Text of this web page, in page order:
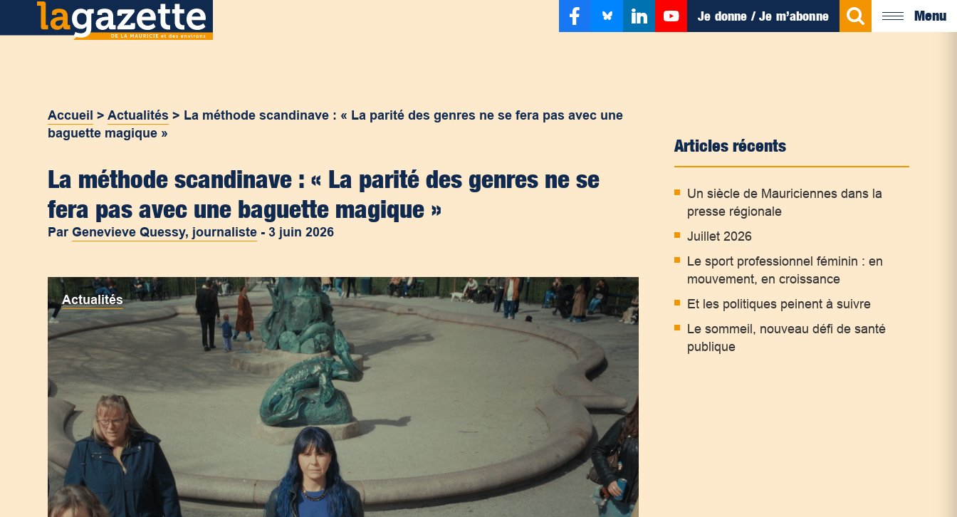
Je donne / Je m’abonne Menu
Accueil >Actualités > La méthode scandinave : « La parité des genres ne se fera pas avec une
baguette magique »
La méthode scandinave : « La parité des genres ne se
fera pas avec une baguette magique »
ParGenevieve Quessy, journaliste -3 juin 2026
Actualités
Articles récents
Un siècle de Mauriciennes dans la
presse régionale
Juillet 2026
Le sport professionnel féminin : en
mouvement, en croissance
Et les politiques peinent à suivre
Le sommeil, nouveau défi de santé
publique